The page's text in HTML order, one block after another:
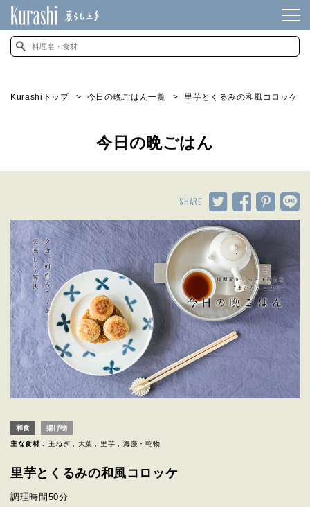
Kurashiトップ 今日の晩ごはん一覧 里芋とくるみの和風コロッケ
今日の晩ごはん
SHARE
和食 揚げ物
主な食材 : 玉ねぎ 大葉 里芋 海藻・乾物
里芋とくるみの和風コロッケ
調理時間 50分